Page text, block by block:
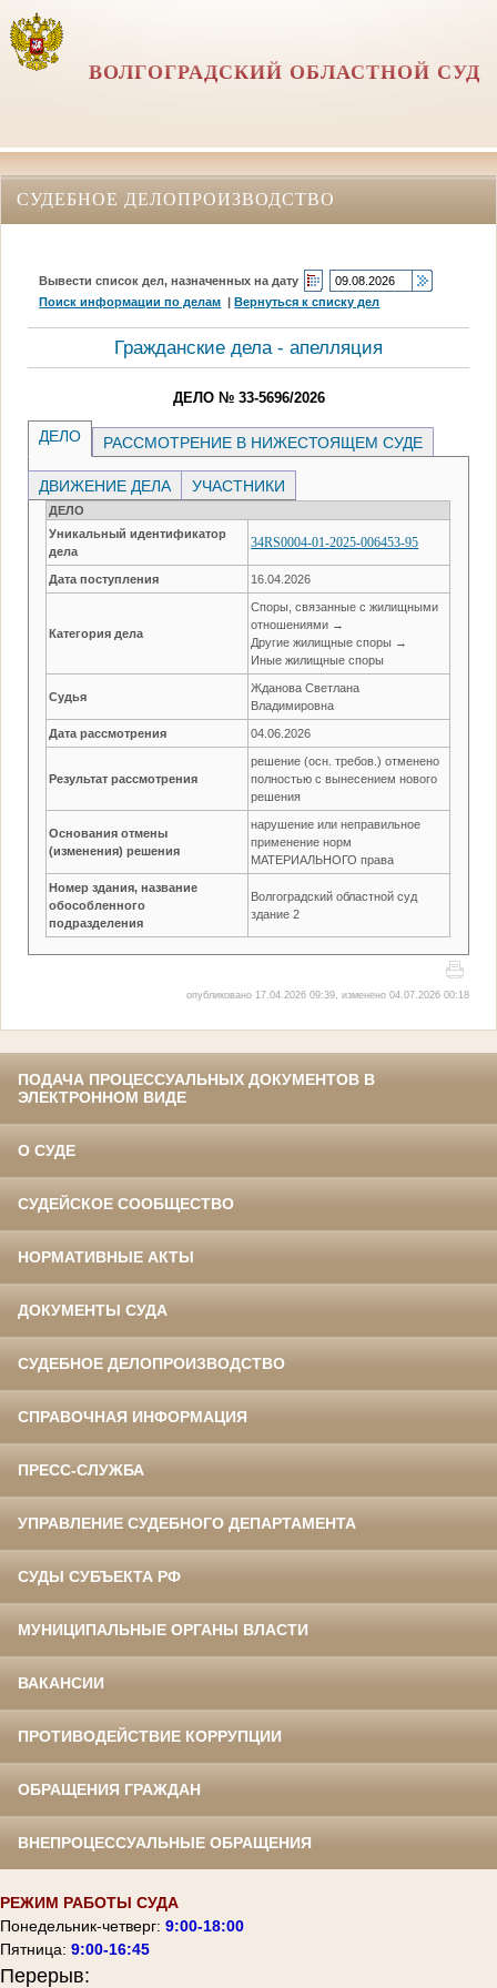
ВОЛГОГРАДСКИЙ ОБЛАСТНОЙ СУД
СУДЕБНОЕ ДЕЛОПРОИЗВОДСТВО
Вывести список дел, назначенных на дату
Поиск информации по делам |Вернуться к списку дел
Гражданские дела - апелляция
ДЕЛО № 33-5696/2026
ДЕЛО РАССМОТРЕНИЕ В НИЖЕСТОЯЩЕМ СУДЕ
ДВИЖЕНИЕ ДЕЛА УЧАСТНИКИ
ДЕЛО
Уникальный идентификатор
дела
34RS0004-01-2025-006453-95
Дата поступления 16.04.2026
Категория дела
Споры, связанные с жилищными
отношениями →
Другие жилищные споры →
Иные жилищные споры
Судья
Жданова Светлана
Владимировна
Дата рассмотрения 04.06.2026
Результат рассмотрения
решение (осн. требов.) отменено
полностью с вынесением нового
решения
Основания отмены
(изменения) решения
нарушение или неправильное
применение норм
МАТЕРИАЛЬНОГО права
Номер здания, название
обособленного
подразделения
Волгоградский областной суд
здание 2
опубликовано 17.04.2026 09:39, изменено 04.07.2026 00:18
ПОДАЧА ПРОЦЕССУАЛЬНЫХ ДОКУМЕНТОВ В
ЭЛЕКТРОННОМ ВИДЕ
О СУДЕ
СУДЕЙСКОЕ СООБЩЕСТВО
НОРМАТИВНЫЕ АКТЫ
ДОКУМЕНТЫ СУДА
СУДЕБНОЕ ДЕЛОПРОИЗВОДСТВО
СПРАВОЧНАЯ ИНФОРМАЦИЯ
ПРЕСС-СЛУЖБА
УПРАВЛЕНИЕ СУДЕБНОГО ДЕПАРТАМЕНТА
СУДЫ СУБЪЕКТА РФ
МУНИЦИПАЛЬНЫЕ ОРГАНЫ ВЛАСТИ
ВАКАНСИИ
ПРОТИВОДЕЙСТВИЕ КОРРУПЦИИ
ОБРАЩЕНИЯ ГРАЖДАН
ВНЕПРОЦЕССУАЛЬНЫЕ ОБРАЩЕНИЯ
РЕЖИМ РАБОТЫ СУДА
Понедельник-четверг: 9:00-18:00
Пятница: 9:00-16:45
Перерыв: